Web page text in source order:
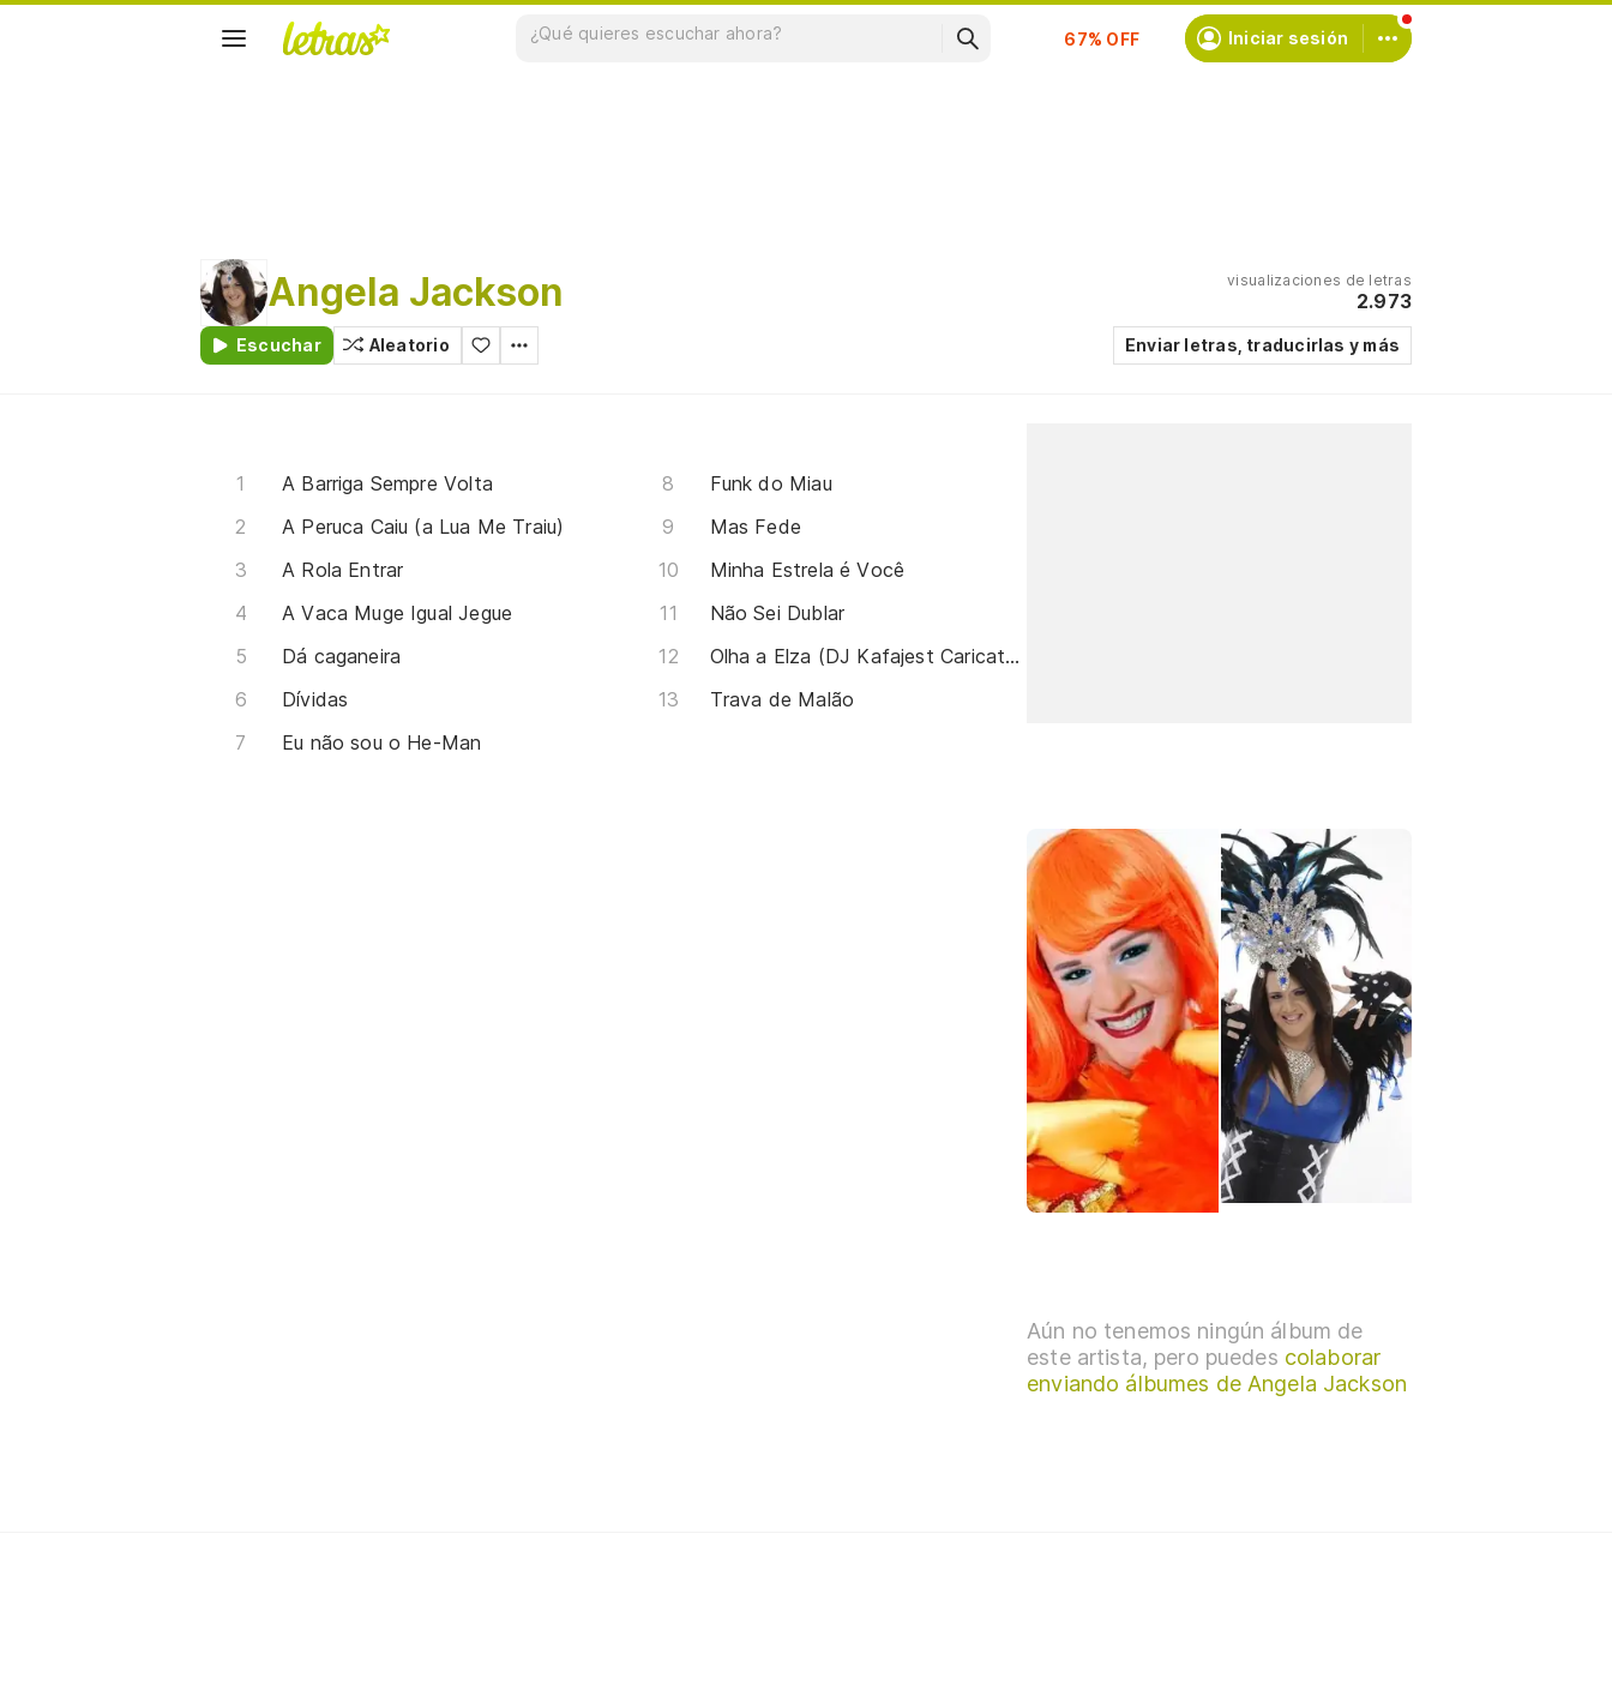
Suscríbete Iniciar sesión
Angela Jackson
Escuchar Aleatorio
visualizaciones de letras
2.973
Enviar letras, traducirlas y más
A Barriga Sempre Volta
A Peruca Caiu (a Lua Me Traiu)
A Rola Entrar
A Vaca Muge Igual Jegue
Dá caganeira
Dívidas
Eu não sou o He-Man
Funk do Miau
Mas Fede
Minha Estrela é Você
Não Sei Dublar
Olha a Elza (DJ Kafajest Caricata Party)
Trava de Malão
Aún no tenemos ningún álbum de
este artista, pero puedes colaborar
enviando álbumes de Angela Jackson